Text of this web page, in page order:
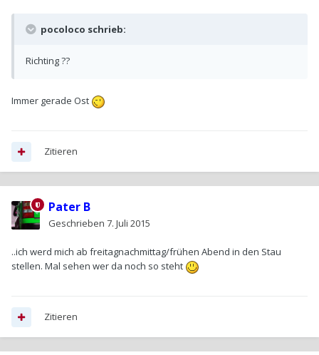
pocoloco schrieb:
Richting ??
Immer gerade Ost
Zitieren
Pater B
Geschrieben 7. Juli 2015
..ich werd mich ab freitagnachmittag/frühen Abend in den Stau
stellen. Mal sehen wer da noch so steht
Zitieren